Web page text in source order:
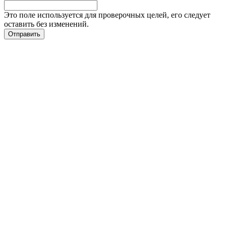
Это поле используется для проверочных целей, его следует
оставить без изменений.